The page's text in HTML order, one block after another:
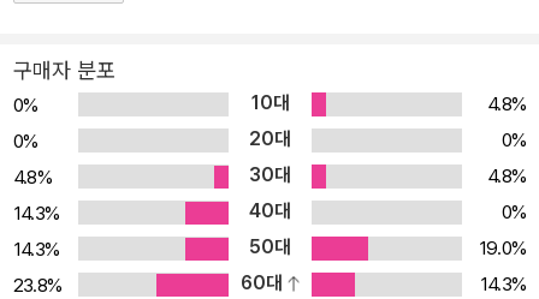
구매자 분포
0% 10대
4.8%
0%
20대
0%
4.8%
30대
4.8%
14.3%
40대
0%
14.3%
50대
19.0%
23.8%
60대
14.3%